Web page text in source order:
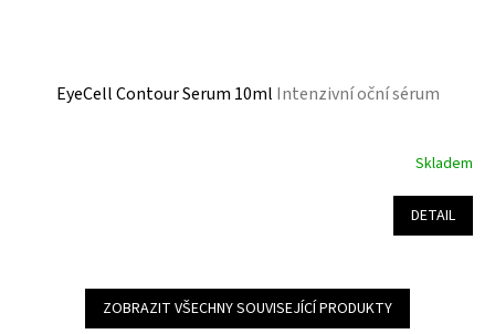
EyeCell Contour Serum 10ml Intenzivní oční sérum
Skladem
DETAIL
ZOBRAZIT VŠECHNY SOUVISEJÍCÍ PRODUKTY